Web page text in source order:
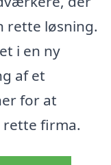
rette løsning.
i en ny
af et
for at
firma.